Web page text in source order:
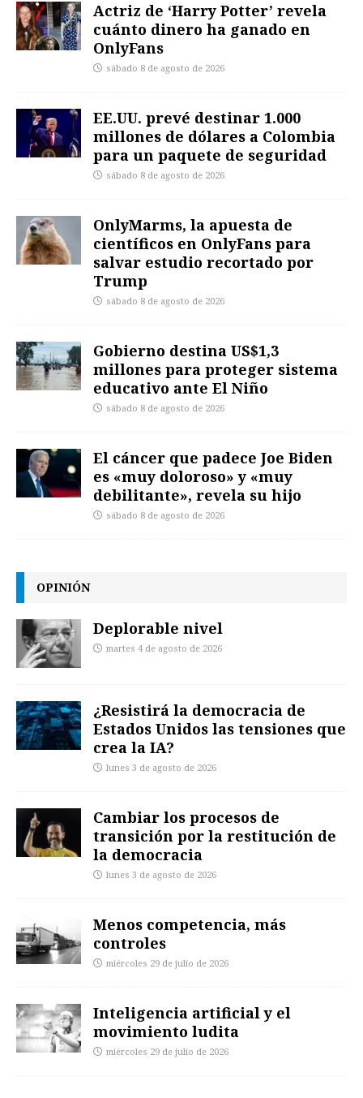
Actriz de ‘Harry Potter’ revela
cuánto dinero ha ganado en
OnlyFans
sábado 8 de agosto de 2026
EE.UU. prevé destinar 1.000
millones de dólares a Colombia
para un paquete de seguridad
sábado 8 de agosto de 2026
OnlyMarms, la apuesta de
científicos en OnlyFans para
salvar estudio recortado por
Trump
sábado 8 de agosto de 2026
Gobierno destina US$1,3
millones para proteger sistema
educativo ante El Niño
sábado 8 de agosto de 2026
El cáncer que padece Joe Biden
es «muy doloroso» y «muy
debilitante», revela su hijo
sábado 8 de agosto de 2026
OPINIÓN
Deplorable nivel
martes 4 de agosto de 2026
¿Resistirá la democracia de
Estados Unidos las tensiones que
crea la IA?
lunes 3 de agosto de 2026
Cambiar los procesos de
transición por la restitución de
la democracia
lunes 3 de agosto de 2026
Menos competencia, más
controles
miércoles 29 de julio de 2026
Inteligencia artificial y el
movimiento ludita
miércoles 29 de julio de 2026